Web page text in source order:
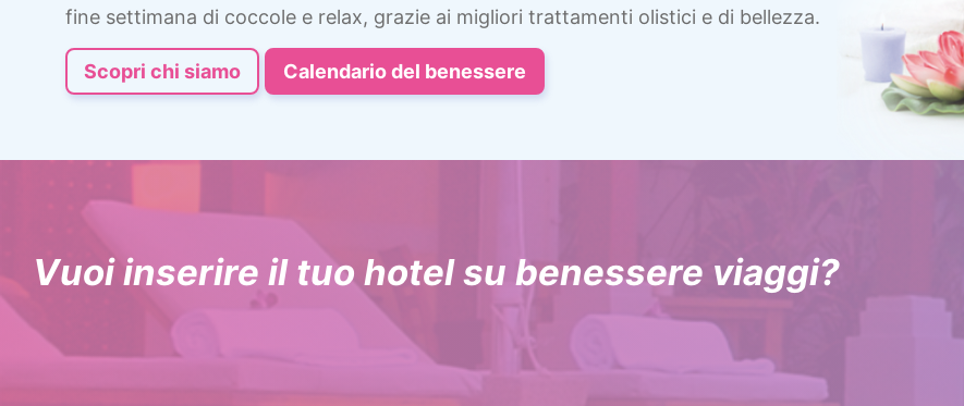
fine settimana di coccole e relax, grazie ai migliori trattamenti olistici e di bellezza.
Scopri chi siamo Calendario del benessere
Vuoi inserire il tuo hotel su benessere viaggi?